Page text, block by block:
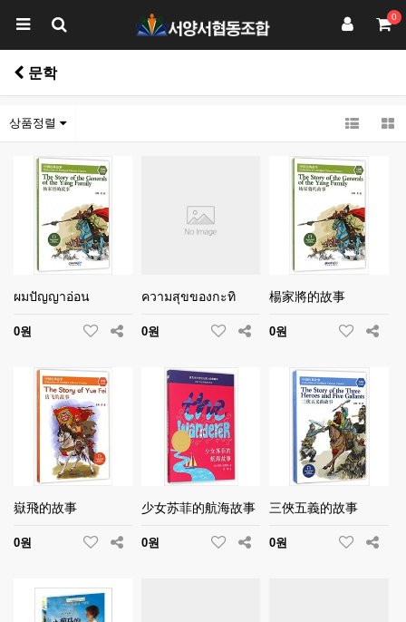
0
문학
상품정렬
ผมปัญญาอ่อน
0원
ความสุขของกะทิ
0원
楊家將的故事
0원
嶽飛的故事
0원
少女苏菲的航海故事
0원
三俠五義的故事
0원